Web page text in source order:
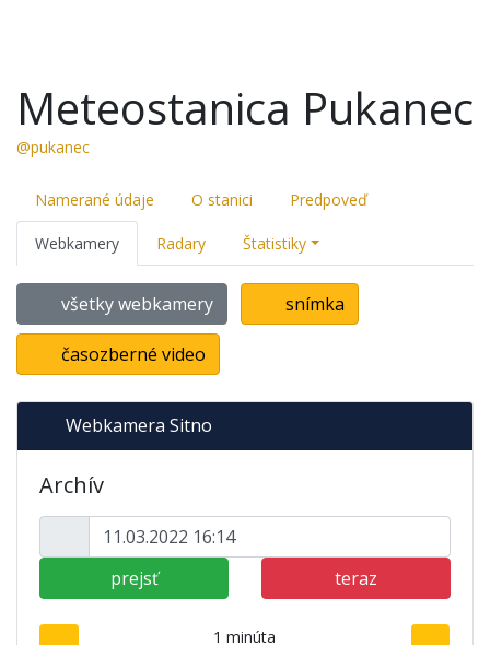
Meteostanica Pukanec
@pukanec
Namerané údaje O stanici Predpoveď
Webkamery Radary Štatistiky
všetky webkamery snímka
časozberné video
Webkamera Sitno
Archív
prejsť teraz
1 minúta